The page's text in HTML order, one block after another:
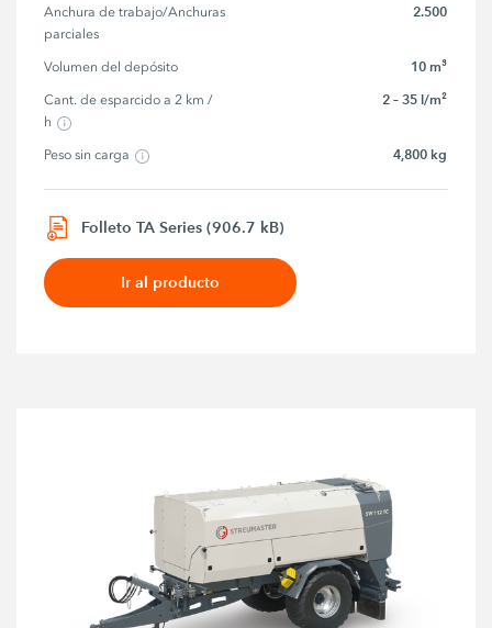
Anchura de trabajo/Anchuras
parciales
2.500
Volumen del depósito 10 m³
Cant. de esparcido a 2 km /
h
2 – 35 l/m²
Peso sin carga 4,800 kg
Folleto TA Series (906.7 kB)
Ir al producto